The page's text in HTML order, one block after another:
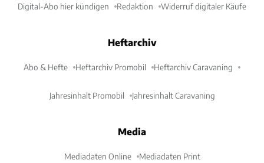
Digital-Abo hier kündigen Redaktion Widerruf digitaler Käufe
Heftarchiv
Abo & Hefte Heftarchiv Promobil Heftarchiv Caravaning
Jahresinhalt Promobil Jahresinhalt Caravaning
Media
Mediadaten Online Mediadaten Print